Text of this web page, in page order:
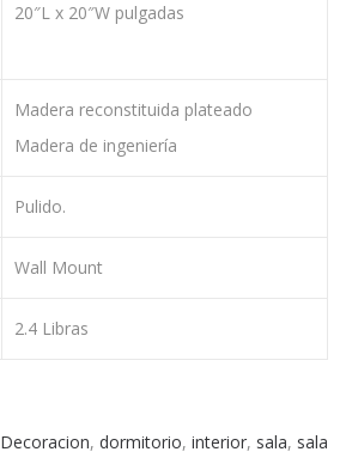
20″L x 20″W pulgadas
Madera reconstituida plateado
Madera de ingeniería
Pulido.
Wall Mount
2.4 Libras
Decoracion, dormitorio, interior, sala, sala